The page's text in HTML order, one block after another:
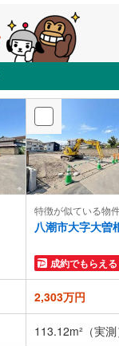
特徴が似ている物
八潮市大字大曽
成約でもらえる
2,303万円
113.12m²（実